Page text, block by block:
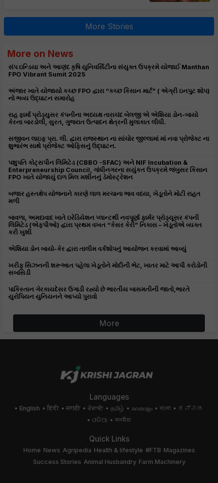
More Stories
More on News
સંપ ઇન્ડિયા અને આણંદ કૃષિ યુનિવર્સિટીના સંયુક્ત ઉપક્રમે યોજાઈ Manthan
FPO Vibrant Sumit 2025
અંજાર ખાતે યોજાયો કચ્છ FPO દ્વારા “કચ્છ કિસાન માર્ટ” ( એગ્રી ઇનપુટ શોપ)
નો ભવ્ય ઉદ્ઘાટન સમારોહ
રાહ ફાર્મા પ્રોડ્યુસર કંપનીના અધ્યક્ષ તારાચંદ બેલજી એ એશિયા ડોન-બાયો
કેરના બારડોલી, સુરત, ગુજરાત ઉત્પાદન ક્ષેત્રની મુલાકાત લીધી.
સજીવન લાઇફ પ્રા. લી. દ્વારા રાજસ્થાન ના સાંચોર જીલ્લામાં માં નવા પ્રોજેક્ટ ના
શુભારંભ સાથે પ્રોજેક્ટ ઓફિસનું ઉદ્ઘાટન.
પશુપતિ કોટ્સપીન લિમિટેડ (CBBO -SFAC) અને NIF Incubation &
Enterpreneurship Council, ગાંધીનગરના સયુંકત ઉપક્રમે જંબુસર કિસાન
FPO ખાતે યોજાયું દાળ મિલ મશીનનું ડેમોસ્ટ્રેશન
બજાર હસ્તક્ષેપ યોજનાને કારણે લાલ મરચાના ભાવ વધ્યા, ખેડૂતોને મોટી રાહત
મળી
બાવળા, અમદાવાદ ખાતે ઇરેડિયેશન પ્લાન્ટથી નવપૂર્ણા ફાર્મર પ્રોડ્યૂસર કંપની
લિમિટેડ (એફપીઓ) દ્વારા પ્રથમ વખત “કેસર કેરી” નિકાસ – ખેડૂતોએ વ્યક્ત
કરી ખુશી
એશિયા ડોન બાયો-કેર દ્વારા તાલીમ વર્કશોપનું આયોજન કરવામાં આવ્યું
ખરીફ સિઝનની શરૂઆત પહેલા ખેડૂતોને મોદીની ભેટ, ખાતર માટે આપી કરોડોની
સબસિડી
પાકિસ્તાન ગેરકાયદેસર ઉગાડી રહ્યો છે ભારતીય બાસમતીની જાતો,ભારતે
યુરોપિયન યુનિયનને આપ્યો પુરાવો
More
Languages
English हिंदी मराठी ਪੰਜਾਬੀ தமிழ் മലയാളം বাংলা
ಕನ್ನಡ
ଓଡିଆ
অসমীয়া
Quick Links
Home News Agripedia Health & lifestyle #FTB Magazines
Success Stories Animal Husbandry Farm Machinery